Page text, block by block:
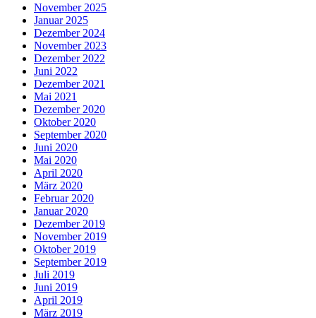
November 2025
Januar 2025
Dezember 2024
November 2023
Dezember 2022
Juni 2022
Dezember 2021
Mai 2021
Dezember 2020
Oktober 2020
September 2020
Juni 2020
Mai 2020
April 2020
März 2020
Februar 2020
Januar 2020
Dezember 2019
November 2019
Oktober 2019
September 2019
Juli 2019
Juni 2019
April 2019
März 2019